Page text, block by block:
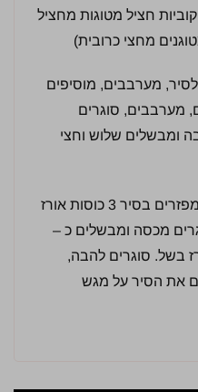
חציל מטוגות מחציל
מחצי כרובית)
מערבבים, מוסיפים
מערבבים, סוגרים
ומבשלים שלוש וחצי
לאחר 3 וחצי שעות מפזרים בסיר 3 כוסות אורז
מכסה ומבשלים כ –
בשל. סוגרים להבה,
את הסיר על מגש